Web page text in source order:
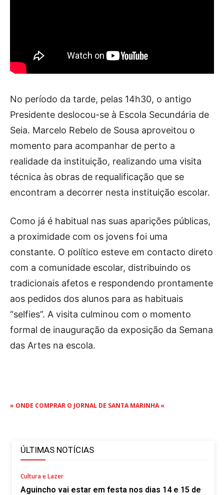
No período da tarde, pelas 14h30, o antigo
Presidente deslocou-se à Escola Secundária de
Seia. Marcelo Rebelo de Sousa aproveitou o
momento para acompanhar de perto a
realidade da instituição, realizando uma visita
técnica às obras de requalificação que se
encontram a decorrer nesta instituição escolar.
Como já é habitual nas suas aparições públicas,
a proximidade com os jovens foi uma
constante. O político esteve em contacto direto
com a comunidade escolar, distribuindo os
tradicionais afetos e respondendo prontamente
aos pedidos dos alunos para as habituais
“selfies”. A visita culminou com o momento
formal de inauguração da exposição da Semana
das Artes na escola.
» ONDE COMPRAR O JORNAL DE SANTA MARINHA «
ÚLTIMAS NOTÍCIAS
Cultura e Lazer
Aguincho vai estar em festa nos dias 14 e 15 de